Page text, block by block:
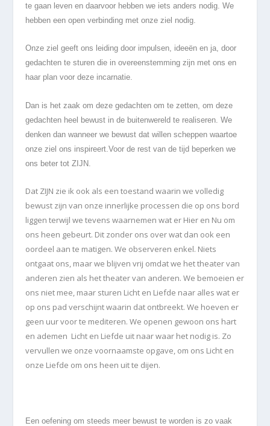
te gaan leven en daarvoor hebben we iets anders nodig. We
hebben een open verbinding met onze ziel nodig.
Onze ziel geeft ons leiding door impulsen, ideeën en ja, door
gedachten te sturen die in overeenstemming zijn met ons en
haar plan voor deze incarnatie.
Dan is het zaak om deze gedachten om te zetten, om deze
gedachten heel bewust in de buitenwereld te realiseren. We
denken dan wanneer we bewust dat willen scheppen waartoe
onze ziel ons inspireert.Voor de rest van de tijd beperken we
ons beter tot ZIJN.
Dat ZIJN zie ik ook als een toestand waarin we volledig
bewust zijn van onze innerlijke processen die op ons bord
liggen terwijl we tevens waarnemen wat er Hier en Nu om
ons heen gebeurt. Dit zonder ons over wat dan ook een
oordeel aan te matigen. We observeren enkel. Niets
ontgaat ons, maar we blijven vrij omdat we het theater van
anderen zien als het theater van anderen. We bemoeien er
ons niet mee, maar sturen Licht en Liefde naar alles wat er
op ons pad verschijnt waarin dat ontbreekt. We hoeven er
geen uur voor te mediteren. We openen gewoon ons hart
en ademen Licht en Liefde uit naar waar het nodig is. Zo
vervullen we onze voornaamste opgave, om ons Licht en
onze Liefde om ons heen uit te dijen.
Een oefening om steeds meer bewust te worden is zo vaak